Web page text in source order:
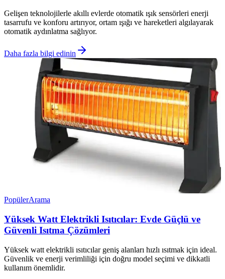
Gelişen teknolojilerle akıllı evlerde otomatik ışık sensörleri enerji
tasarrufu ve konforu artırıyor, ortam ışığı ve hareketleri algılayarak
otomatik aydınlatma sağlıyor.
Daha fazla bilgi edinin
PopülerArama
Yüksek Watt Elektrikli Isıtıcılar: Evde Güçlü ve
Güvenli Isıtma Çözümleri
Yüksek watt elektrikli ısıtıcılar geniş alanları hızlı ısıtmak için ideal.
Güvenlik ve enerji verimliliği için doğru model seçimi ve dikkatli
kullanım önemlidir.